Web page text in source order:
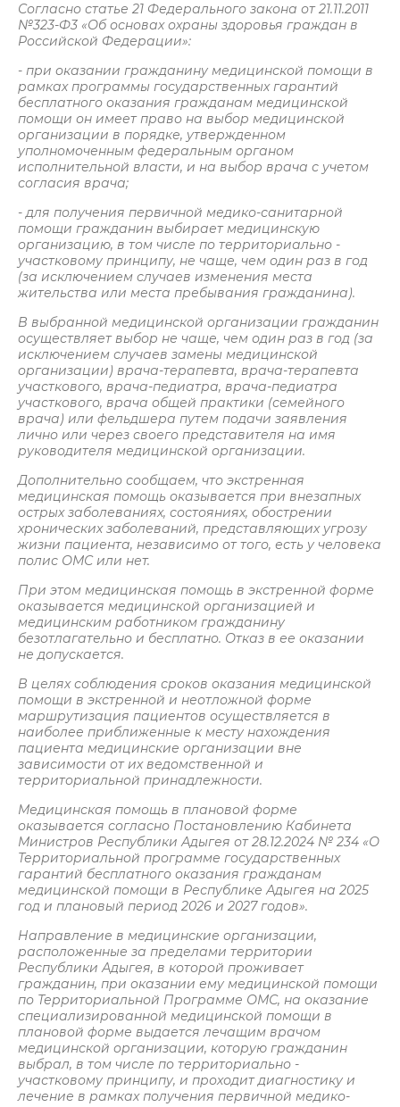
Согласно статье 21 Федерального закона от 21.11.2011
№323-Ф3 «Об основах охраны здоровья граждан в
Российской Федерации»:
- при оказании гражданину медицинской помощи в
рамках программы государственных гарантий
бесплатного оказания гражданам медицинской
помощи он имеет право на выбор медицинской
организации в порядке, утвержденном
уполномоченным федеральным органом
исполнительной власти, и на выбор врача с учетом
согласия врача;
- для получения первичной медико-санитарной
помощи гражданин выбирает медицинскую
организацию, в том числе по территориально -
участковому принципу, не чаще, чем один раз в год
(за исключением случаев изменения места
жительства или места пребывания гражданина).
В выбранной медицинской организации гражданин
осуществляет выбор не чаще, чем один раз в год (за
исключением случаев замены медицинской
организации) врача-терапевта, врача-терапевта
участкового, врача-педиатра, врача-педиатра
участкового, врача общей практики (семейного
врача) или фельдшера путем подачи заявления
лично или через своего представителя на имя
руководителя медицинской организации.
Дополнительно сообщаем, что экстренная
медицинская помощь оказывается при внезапных
острых заболеваниях, состояниях, обострении
хронических заболеваний, представляющих угрозу
жизни пациента, независимо от того, есть у человека
полис ОМС или нет.
При этом медицинская помощь в экстренной форме
оказывается медицинской организацией и
медицинским работником гражданину
безотлагательно и бесплатно. Отказ в ее оказании
не допускается.
В целях соблюдения сроков оказания медицинской
помощи в экстренной и неотложной форме
маршрутизация пациентов осуществляется в
наиболее приближенные к месту нахождения
пациента медицинские организации вне
зависимости от их ведомственной и
территориальной принадлежности.
Медицинская помощь в плановой форме
оказывается согласно Постановлению Кабинета
Министров Республики Адыгея от 28.12.2024 № 234 «О
Территориальной программе государственных
гарантий бесплатного оказания гражданам
медицинской помощи в Республике Адыгея на 2025
год и плановый период 2026 и 2027 годов».
Направление в медицинские организации,
расположенные за пределами территории
Республики Адыгея, в которой проживает
гражданин, при оказании ему медицинской помощи
по Территориальной Программе ОМС, на оказание
специализированной медицинской помощи в
плановой форме выдается лечащим врачом
медицинской организации, которую гражданин
выбрал, в том числе по территориально -
участковому принципу, и проходит диагностику и
лечение в рамках получения первичной медико-